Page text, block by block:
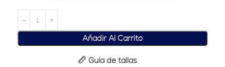
Añadir Al Carrito
Guía de tallas